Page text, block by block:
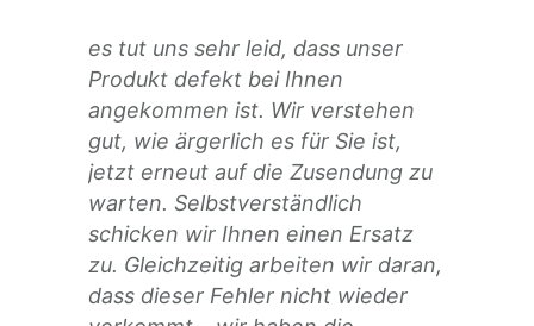
es tut uns sehr leid, dass unser
Produkt defekt bei Ihnen
angekommen ist. Wir verstehen
gut, wie ärgerlich es für Sie ist,
jetzt erneut auf die Zusendung zu
warten. Selbstverständlich
schicken wir Ihnen einen Ersatz
zu. Gleichzeitig arbeiten wir daran,
dass dieser Fehler nicht wieder